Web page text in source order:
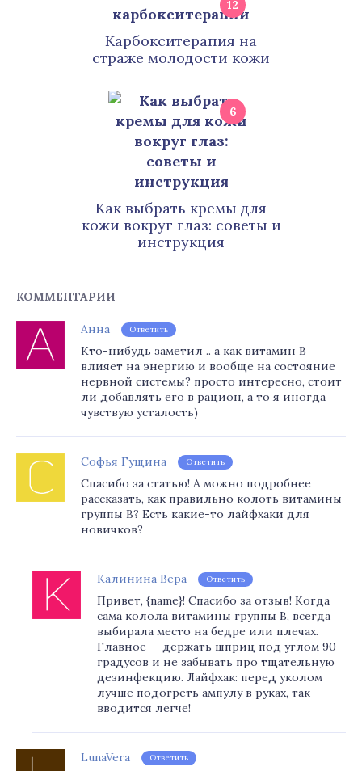
12
Карбокситерапия на
страже молодости кожи
6
Как выбрать кремы для
кожи вокруг глаз: советы и
инструкция
КОММЕНТАРИИ
Анна Ответить
Кто-нибудь заметил .. а как витамин B
влияет на энергию и вообще на состояние
нервной системы? просто интересно, стоит
ли добавлять его в рацион, а то я иногда
чувствую усталость)
Софья Гущина Ответить
Спасибо за статью! А можно подробнее
рассказать, как правильно колоть витамины
группы В? Есть какие-то лайфхаки для
новичков?
Калинина Вера Ответить
Привет, {name}! Спасибо за отзыв! Когда
сама колола витамины группы В, всегда
выбирала место на бедре или плечах.
Главное — держать шприц под углом 90
градусов и не забывать про тщательную
дезинфекцию. Лайфхак: перед уколом
лучше подогреть ампулу в руках, так
вводится легче!
LunaVera Ответить